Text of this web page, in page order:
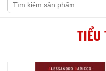
TIỂU